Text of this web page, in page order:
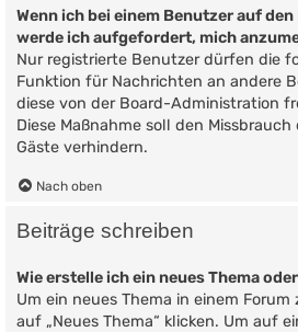
Wenn ich bei einem Benutzer auf
werde ich aufgefordert, mich
Nur registrierte Benutzer dürfen die
Funktion für Nachrichten an andere
diese von der Board-Administration
Diese Maßnahme soll den
Gäste verhindern.
Nach oben
Beiträge schreiben
Wie erstelle ich ein neues Thema
Um ein neues Thema in einem
auf „Neues Thema“ klicken. Um auf